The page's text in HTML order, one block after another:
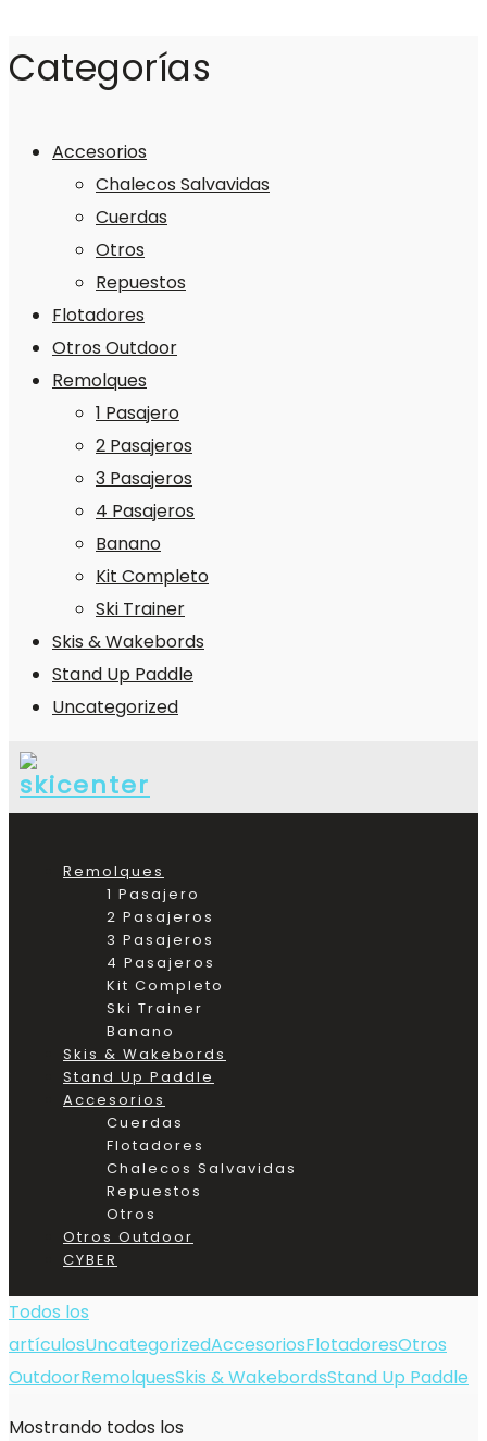
Categorías
Accesorios
Chalecos Salvavidas
Cuerdas
Otros
Repuestos
Flotadores
Otros Outdoor
Remolques
1 Pasajero
2 Pasajeros
3 Pasajeros
4 Pasajeros
Banano
Kit Completo
Ski Trainer
Skis & Wakebords
Stand Up Paddle
Uncategorized
Remolques
1 Pasajero
2 Pasajeros
3 Pasajeros
4 Pasajeros
Kit Completo
Ski Trainer
Banano
Skis & Wakebords
Stand Up Paddle
Accesorios
Cuerdas
Flotadores
Chalecos Salvavidas
Repuestos
Otros
Otros Outdoor
CYBER
Todos los
artículosUncategorizedAccesoriosFlotadoresOtros
OutdoorRemolquesSkis & WakebordsStand Up Paddle
Mostrando todos los